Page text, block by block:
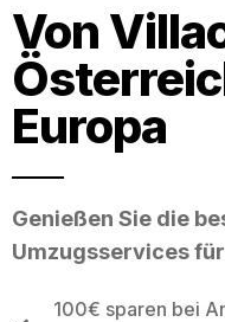
Von
Europa
Genießen Sie die
Umzugsservices
100€ sparen bei